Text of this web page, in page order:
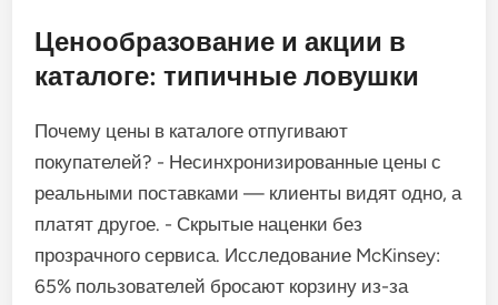
Ценообразование и акции в
каталоге: типичные ловушки
Почему цены в каталоге отпугивают
покупателей? - Несинхронизированные цены с
реальными поставками — клиенты видят одно, а
платят другое. - Скрытые наценки без
прозрачного сервиса. Исследование McKinsey:
65% пользователей бросают корзину из-за